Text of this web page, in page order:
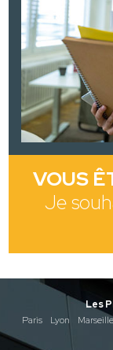
VOUS
Je
Les
Paris
Lyon Marseille